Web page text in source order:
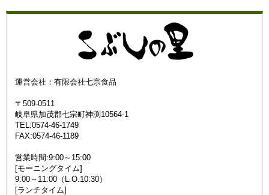
運営会社：有限会社七宗食品
〒509-0511
岐阜県加茂郡七宗町神渕10564-1
TEL:0574-46-1749
FAX:0574-46-1189
営業時間:9:00～15:00
[モーニングタイム]
9:00～11:00（L.O.10:30）
[ランチタイム]